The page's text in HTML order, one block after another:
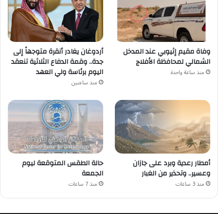
وفاة مقيم إثيوبي عند المدخل
الشمالي لمحافظة الأفلاج
منذ ساعة واحدة
أردوغان يغادر أنقرة متوجهاً إلى
جدة.. وقمة الدفاع الثلاثية تنعقد
اليوم برئاسة ولي العهد
منذ ساعتين
أمطار رعدية وبرد على جازان
وعسير.. وتحذير من الغبار
منذ 3 ساعات
حالة الطقس المتوقعة ليوم
الجمعة
منذ 7 ساعات